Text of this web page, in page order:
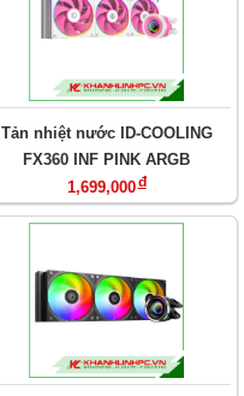
Tản nhiệt nước ID-COOLING
FX360 INF PINK ARGB
1,699,000đ